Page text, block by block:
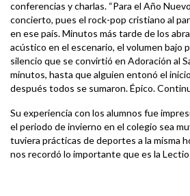
conferencias y charlas. “Para el Año
concierto, pues el rock-pop cristiano al
en ese país. Minutos más tarde de los
acústico en el escenario, el volumen bajo
silencio que se convirtió en Adoración al
minutos, hasta que alguien entonó el
después todos se sumaron. Épico.
Su experiencia con los alumnos fue
el periodo de invierno en el colegio sea
tuviera prácticas de deportes a la misma
nos recordó lo importante que es la